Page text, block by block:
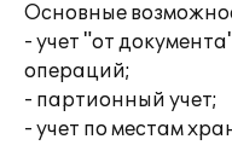
Основные
- учет "от
операций;
- партионный учет;
- учет по местам